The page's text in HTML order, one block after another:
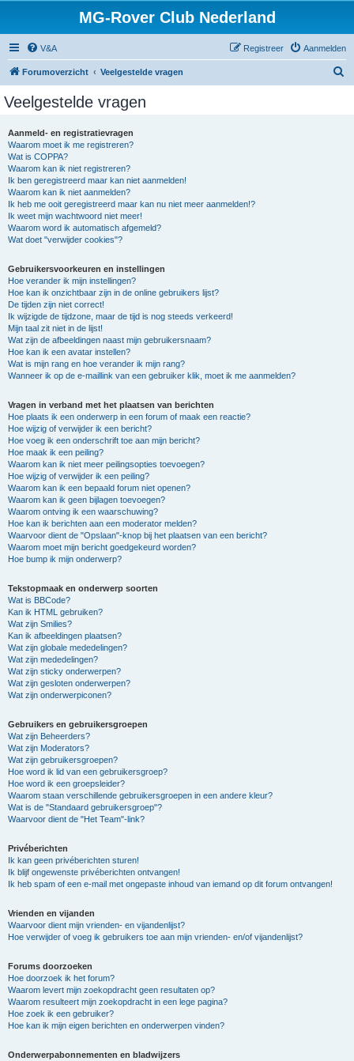
MG-Rover Club Nederland
V&A Aanmelden
Registreer
Forumoverzicht Veelgestelde vragen
Veelgestelde vragen
Aanmeld- en registratievragen
Waarom moet ik me registreren?
Wat is COPPA?
Waarom kan ik niet registreren?
Ik ben geregistreerd maar kan niet aanmelden!
Waarom kan ik niet aanmelden?
Ik heb me ooit geregistreerd maar kan nu niet meer aanmelden!?
Ik weet mijn wachtwoord niet meer!
Waarom word ik automatisch afgemeld?
Wat doet "verwijder cookies"?
Gebruikersvoorkeuren en instellingen
Hoe verander ik mijn instellingen?
Hoe kan ik onzichtbaar zijn in de online gebruikers lijst?
De tijden zijn niet correct!
Ik wijzigde de tijdzone, maar de tijd is nog steeds verkeerd!
Mijn taal zit niet in de lijst!
Wat zijn de afbeeldingen naast mijn gebruikersnaam?
Hoe kan ik een avatar instellen?
Wat is mijn rang en hoe verander ik mijn rang?
Wanneer ik op de e-maillink van een gebruiker klik, moet ik me aanmelden?
Vragen in verband met het plaatsen van berichten
Hoe plaats ik een onderwerp in een forum of maak een reactie?
Hoe wijzig of verwijder ik een bericht?
Hoe voeg ik een onderschrift toe aan mijn bericht?
Hoe maak ik een peiling?
Waarom kan ik niet meer peilingsopties toevoegen?
Hoe wijzig of verwijder ik een peiling?
Waarom kan ik een bepaald forum niet openen?
Waarom kan ik geen bijlagen toevoegen?
Waarom ontving ik een waarschuwing?
Hoe kan ik berichten aan een moderator melden?
Waarvoor dient de "Opslaan"-knop bij het plaatsen van een bericht?
Waarom moet mijn bericht goedgekeurd worden?
Hoe bump ik mijn onderwerp?
Tekstopmaak en onderwerp soorten
Wat is BBCode?
Kan ik HTML gebruiken?
Wat zijn Smilies?
Kan ik afbeeldingen plaatsen?
Wat zijn globale mededelingen?
Wat zijn mededelingen?
Wat zijn sticky onderwerpen?
Wat zijn gesloten onderwerpen?
Wat zijn onderwerpiconen?
Gebruikers en gebruikersgroepen
Wat zijn Beheerders?
Wat zijn Moderators?
Wat zijn gebruikersgroepen?
Hoe word ik lid van een gebruikersgroep?
Hoe word ik een groepsleider?
Waarom staan verschillende gebruikersgroepen in een andere kleur?
Wat is de "Standaard gebruikersgroep"?
Waarvoor dient de "Het Team"-link?
Privéberichten
Ik kan geen privéberichten sturen!
Ik blijf ongewenste privéberichten ontvangen!
Ik heb spam of een e-mail met ongepaste inhoud van iemand op dit forum ontvangen!
Vrienden en vijanden
Waarvoor dient mijn vrienden- en vijandenlijst?
Hoe verwijder of voeg ik gebruikers toe aan mijn vrienden- en/of vijandenlijst?
Forums doorzoeken
Hoe doorzoek ik het forum?
Waarom levert mijn zoekopdracht geen resultaten op?
Waarom resulteert mijn zoekopdracht in een lege pagina?
Hoe zoek ik een gebruiker?
Hoe kan ik mijn eigen berichten en onderwerpen vinden?
Onderwerpabonnementen en bladwijzers